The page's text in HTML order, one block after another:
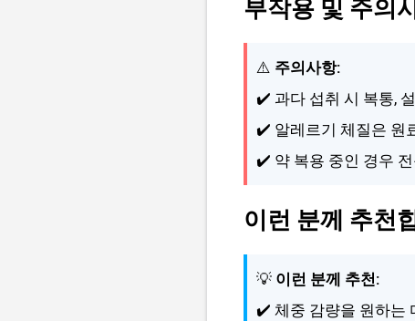
부작용 및 주의
⚠️ 주의사항:
✔️ 과다 섭취 시 복통,
✔️ 알레르기 체질은 원
✔️ 약 복용 중인 경우
이런 분께 추천
💡 이런 분께 추천:
✔️ 체중 감량을 원하는